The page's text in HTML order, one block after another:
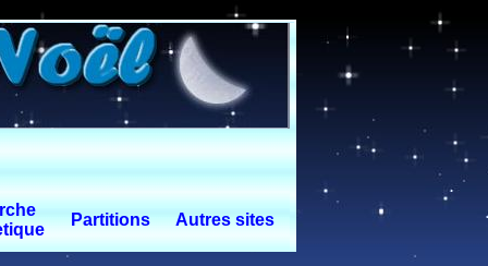
Partitions Autres sites